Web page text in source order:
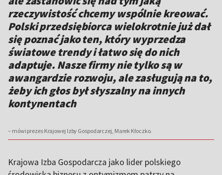
rzeczywistość chcemy wspólnie kreować.
Polski przedsiębiorca wielokrotnie już dał
się poznać jako ten, który wyprzedza
światowe trendy i łatwo się do nich
adaptuje. Nasze firmy nie tylko są w
awangardzie rozwoju, ale zasługują na to,
żeby ich głos był słyszalny na innych
kontynentach
– mówi prezes Krajowej Izby Gospodarczej, Marek Kłoczko.
Krajowa Izba Gospodarcza jako lider polskiego